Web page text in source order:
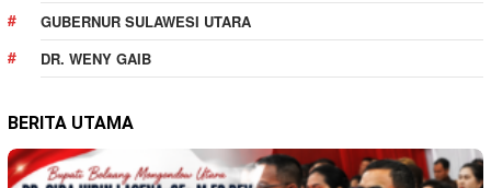
GUBERNUR SULAWESI UTARA
DR. WENY GAIB
BERITA UTAMA